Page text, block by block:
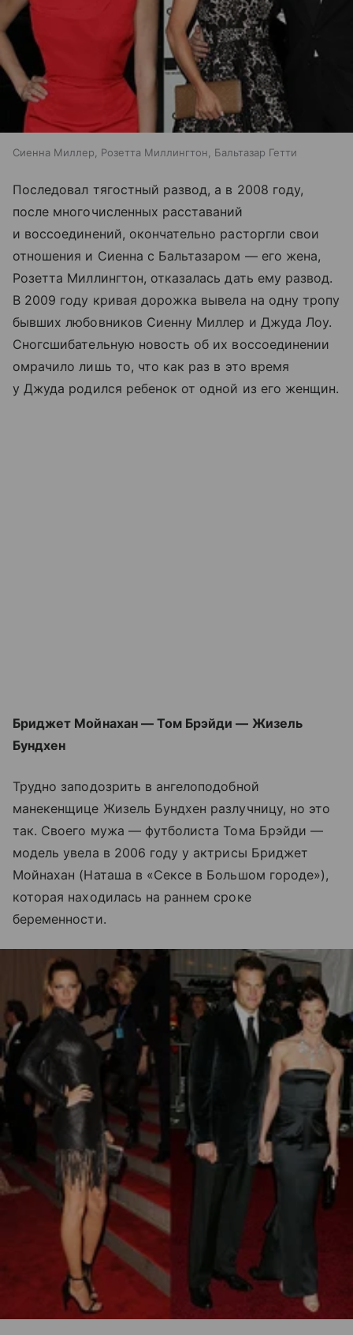
Сиенна Миллер, Розетта Миллингтон, Бальтазар Гетти
Последовал тягостный развод, а в 2008 году,
после многочисленных расставаний
и воссоединений, окончательно расторгли свои
отношения и Сиенна с Бальтазаром — его жена,
Розетта Миллингтон, отказалась дать ему развод.
В 2009 году кривая дорожка вывела на одну тропу
бывших любовников Сиенну Миллер и Джуда Лоу.
Сногсшибательную новость об их воссоединении
омрачило лишь то, что как раз в это время
у Джуда родился ребенок от одной из его женщин.
Бриджет Мойнахан — Том Брэйди — Жизель
Бундхен
Трудно заподозрить в ангелоподобной
манекенщице Жизель Бундхен разлучницу, но это
так. Своего мужа — футболиста Тома Брэйди —
модель увела в 2006 году у актрисы Бриджет
Мойнахан (Наташа в «Сексе в Большом городе»),
которая находилась на раннем сроке
беременности.